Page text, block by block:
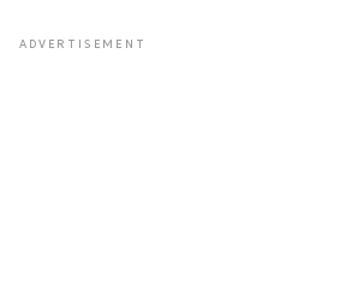
ADVERTISEMENT